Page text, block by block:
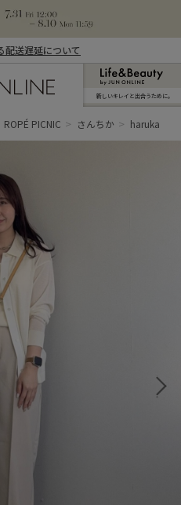
配送遅延について
新しいキレイと出合うために。
ROPÉ PICNIC さんちか haruka